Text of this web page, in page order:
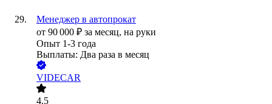
Менеджер в автопрокат
от 90 000 ₽ за месяц, на руки
Опыт 1-3 года
Выплаты: Два раза в месяц
VIDECAR
4.5